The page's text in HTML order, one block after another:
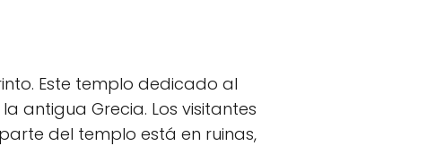
Este templo dedicado al
antigua Grecia. Los visitantes
del templo está en ruinas,